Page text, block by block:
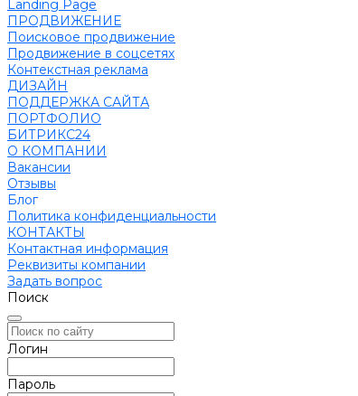
Landing Page
ПРОДВИЖЕНИЕ
Поисковое продвижение
Продвижение в соцсетях
Контекстная реклама
ДИЗАЙН
ПОДДЕРЖКА САЙТА
ПОРТФОЛИО
БИТРИКС24
О КОМПАНИИ
Вакансии
Отзывы
Блог
Политика конфиденциальности
КОНТАКТЫ
Контактная информация
Реквизиты компании
Задать вопрос
Поиск
Логин
Пароль